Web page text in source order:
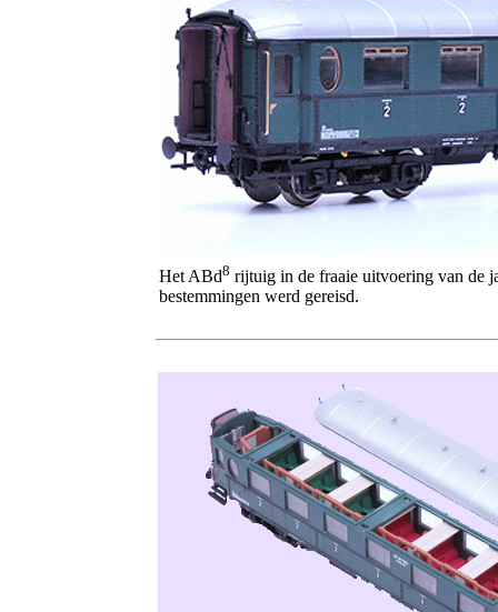
Het ABd8 rijtuig in de fraaie uitvoering van de
bestemmingen werd gereisd.